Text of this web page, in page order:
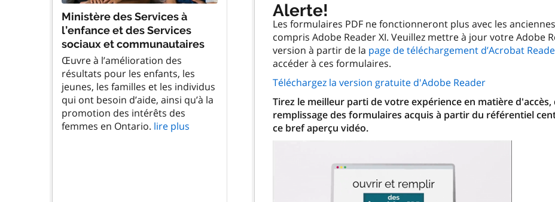
Ministère des Services à
l’enfance et des Services
sociaux et communautaires
Œuvre à l’amélioration des
résultats pour les enfants, les
jeunes, les familles et les individus
qui ont besoin d’aide, ainsi qu’à la
promotion des intérêts des
femmes en Ontario. lire plus
Alerte!
Les formulaires PDF ne fonctionneront plus avec les
compris Adobe Reader XI. Veuillez mettre à jour votre Adobe
version à partir de la page de téléchargement d’Acrobat
accéder à ces formulaires.
Téléchargez la version gratuite d'Adobe Reader
Tirez le meilleur parti de votre expérience en matière
remplissage des formulaires acquis à partir du référentiel
ce bref aperçu vidéo.